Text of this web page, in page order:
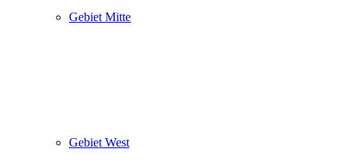
Gebiet Mitte
Gebiet West